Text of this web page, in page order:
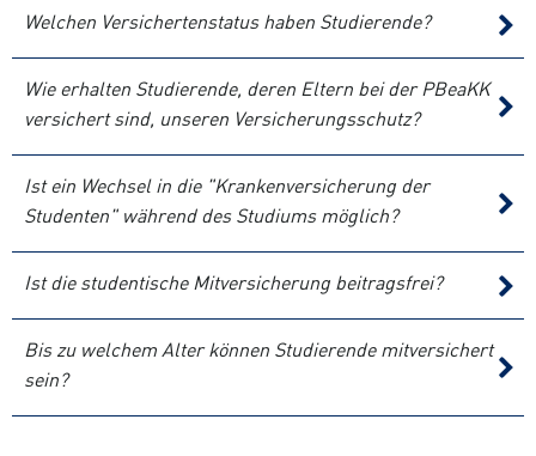
Welchen Versichertenstatus haben Studierende?
Wie erhalten Studierende, deren Eltern bei der PBeaKK
versichert sind, unseren Versicherungsschutz?
Ist ein Wechsel in die "Krankenversicherung der
Studenten" während des Studiums möglich?
Ist die studentische Mitversicherung beitragsfrei?
Bis zu welchem Alter können Studierende mitversichert
sein?